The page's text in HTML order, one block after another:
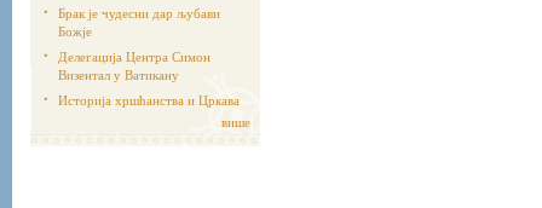
Брак је чудесни дар љубави
Божје
Делегација Центра Симон
Визентал у Ватикану
Историја хршћанства и Цркава
више